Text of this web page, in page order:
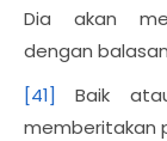
Dia akan
dengan
[41]
Baik
memberitakan